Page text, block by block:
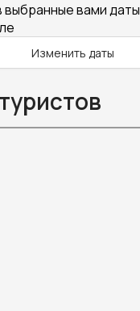
вами
Изменить даты